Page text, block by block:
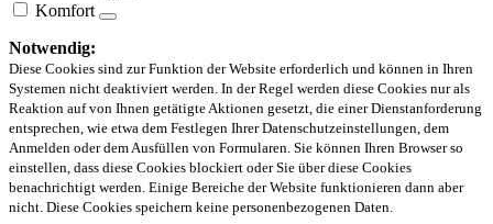
Komfort
Notwendig:
Diese Cookies sind zur Funktion der Website erforderlich und können in Ihren
Systemen nicht deaktiviert werden. In der Regel werden diese Cookies nur als
Reaktion auf von Ihnen getätigte Aktionen gesetzt, die einer Dienstanforderung
entsprechen, wie etwa dem Festlegen Ihrer Datenschutzeinstellungen, dem
Anmelden oder dem Ausfüllen von Formularen. Sie können Ihren Browser so
einstellen, dass diese Cookies blockiert oder Sie über diese Cookies
benachrichtigt werden. Einige Bereiche der Website funktionieren dann aber
nicht. Diese Cookies speichern keine personenbezogenen Daten.